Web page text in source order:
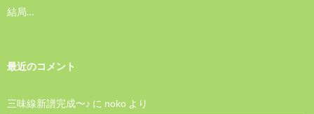
結局…
最近のコメント
三味線新譜完成〜♪ に noko より